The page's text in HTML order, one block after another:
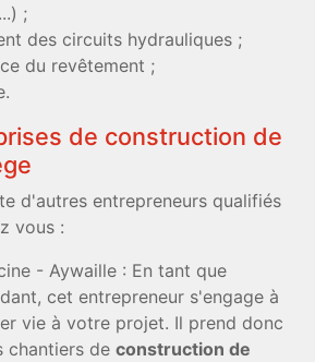
;
des circuits hydrauliques ;
du revêtement ;
de construction de
d'autres entrepreneurs qualifiés
vous :
- Aywaille : En tant que
cet entrepreneur s'engage à
vie à votre projet. Il prend donc
chantiers deconstruction de